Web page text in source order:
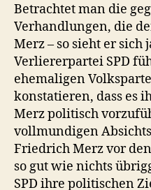
Betrachtet man die
Verhandlungen, die
Merz – so sieht er sich
Verliererpartei SPD
ehemaligen
konstatieren, dass es
Merz politisch
vollmundigen
Friedrich Merz vor
so gut wie nichts
SPD ihre politischen